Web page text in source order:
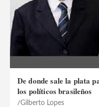
De donde sale la plata
los políticos brasileños
Gilberto Lopes